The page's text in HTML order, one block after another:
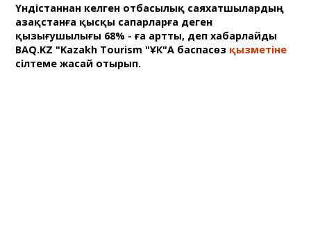
Үндістаннан келген отбасылық саяхатшылардың
Қазақстанға қысқы сапарларға деген
қызығушылығы 68% - ға артты, деп хабарлайды
BAQ.KZ "Kazakh Tourism "ҰК"АҚ баспасөз қызметіне
сілтеме жасай отырып.